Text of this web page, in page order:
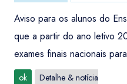
Aviso para os alunos do
que a partir do ano letivo
exames finais nacionais
ok
Detalhe & notícia